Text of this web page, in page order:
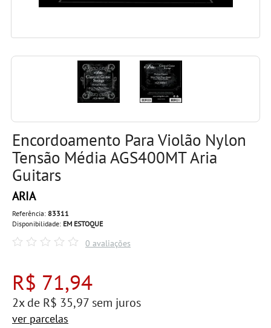
Encordoamento Para Violão Nylon
Tensão Média AGS400MT Aria
Guitars
ARIA
Referência: 83311
Disponibilidade: EM ESTOQUE
0 avaliações
R$ 71,94
2x de R$ 35,97 sem juros
ver parcelas